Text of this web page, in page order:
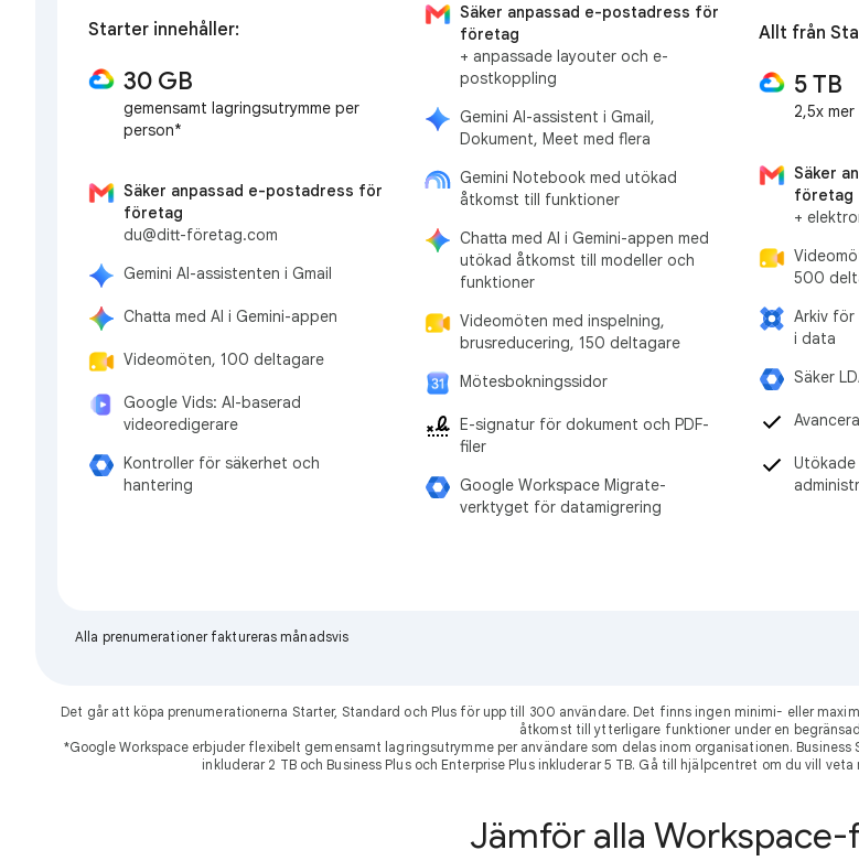
Starter innehåller:
30 GB
gemensamt lagringsutrymme per
person*
Säker anpassad e-postadress för
företag
du@ditt-företag.com
Gemini AI-assistenten i Gmail
Chatta med AI i Gemini-appen
Videomöten, 100 deltagare
Google Vids: AI-baserad
videoredigerare
Kontroller för säkerhet och
hantering
Säker anpassad e-postadress för
företag
+ anpassade layouter och e-
postkoppling
Gemini AI-assistent i Gmail,
Dokument, Meet med flera
Gemini Notebook med utökad
åtkomst till funktioner
Chatta med AI i Gemini-appen med
utökad åtkomst till modeller och
funktioner
Videomöten med inspelning,
brusreducering, 150 deltagare
Mötesbokningssidor
E-signatur för dokument och PDF-
filer
Google Workspace Migrate-
verktyget för datamigrering
Allt från
5 TB
2,5x
Säker
företag
+
500
Arkiv för
i data
Säker
Alla prenumerationer faktureras månadsvis
Det går att köpa prenumerationerna Starter, Standard och Plus för upp till 300 användare. Det finns ingen minimi- eller
åtkomst till ytterligare funktioner under en
*Google Workspace erbjuder flexibelt gemensamt lagringsutrymme per användare som delas inom organisationen.
inkluderar 2 TB och Business Plus och Enterprise Plus inkluderar 5 TB. Gå till hjälpcentret om du vill
Jämför alla